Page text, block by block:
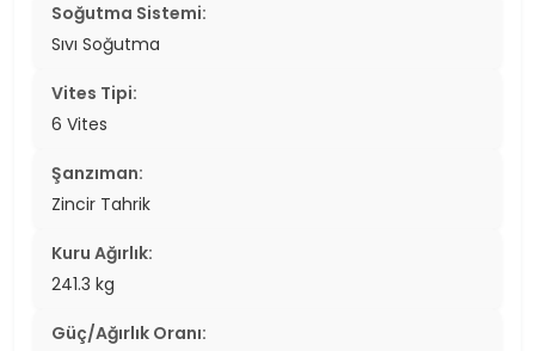
Soğutma Sistemi:
Sıvı Soğutma
Vites Tipi:
6 Vites
Şanzıman:
Zincir Tahrik
Kuru Ağırlık:
241.3 kg
Güç/Ağırlık Oranı: